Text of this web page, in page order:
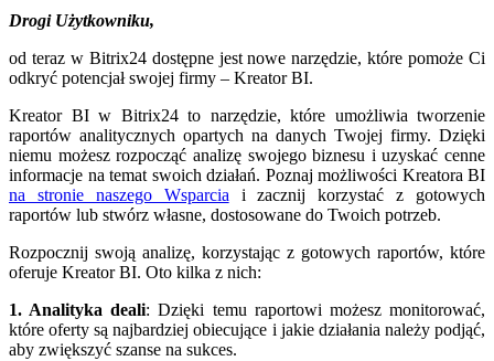
Drogi Użytkowniku,
od teraz w Bitrix24 dostępne jest nowe narzędzie, które pomoże Ci
odkryć potencjał swojej firmy – Kreator BI.
Kreator BI w Bitrix24 to narzędzie, które umożliwia tworzenie
raportów analitycznych opartych na danych Twojej firmy. Dzięki
niemu możesz rozpocząć analizę swojego biznesu i uzyskać cenne
informacje na temat swoich działań. Poznaj możliwości Kreatora BI
na stronie naszego Wsparciai zacznij korzystać z gotowych
raportów lub stwórz własne, dostosowane do Twoich potrzeb.
Rozpocznij swoją analizę, korzystając z gotowych raportów, które
oferuje Kreator BI. Oto kilka z nich:
1. Analityka deali: Dzięki temu raportowi możesz monitorować,
które oferty są najbardziej obiecujące i jakie działania należy podjąć,
aby zwiększyć szanse na sukces.